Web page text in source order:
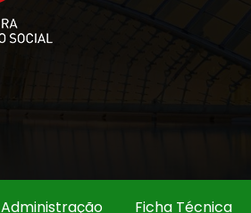
Administração Ficha Técnica